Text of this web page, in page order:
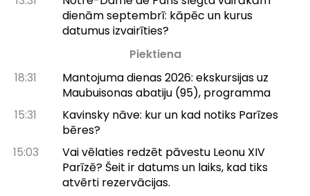
dienām septembrī: kāpēc un kurus
datumus izvairīties?
Piektiena
18:31
Mantojuma dienas 2026: ekskursijas uz
Maubuisonas abatiju (95), programma
15:31
Kavinsky nāve: kur un kad notiks Parīzes
bēres?
15:03
Vai vēlaties redzēt pāvestu Leonu XIV
Parīzē? Šeit ir datums un laiks, kad tiks
atvērti rezervācijas.